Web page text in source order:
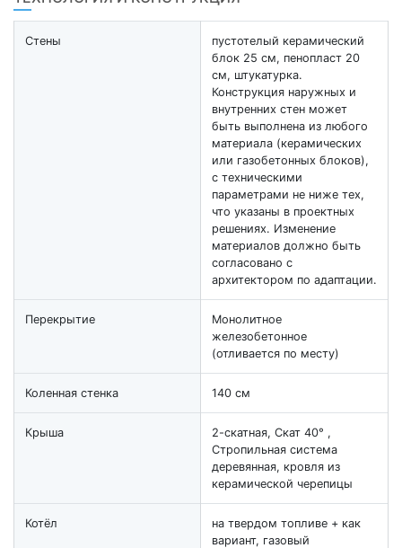
Стены
пустотелый керамический
блок 25 см, пенопласт 20
см, штукатурка.
Конструкция наружных и
внутренних стен может
быть выполнена из любого
материала (керамических
или газобетонных блоков),
с техническими
параметрами не ниже тех,
что указаны в проектных
решениях. Изменение
материалов должно быть
согласовано с
архитектором по адаптации.
Перекрытие
Монолитное
железобетонное
(отливается по месту)
Коленная стенка 140 см
Крыша
2-скатная, Скат 40° ,
Стропильная система
деревянная, кровля из
керамической черепицы
Котёл
на твердом топливе + как
вариант, газовый